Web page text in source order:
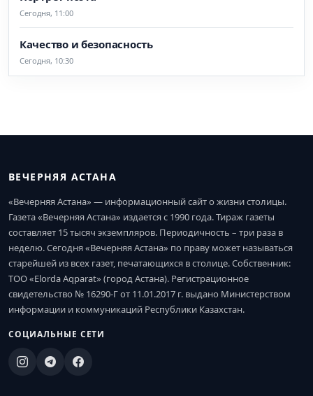
Сегодня, 11:00
Качество и безопасность
Сегодня, 10:30
ВЕЧЕРНЯЯ АСТАНА
«Вечерняя Астана» — информационный сайт о жизни столицы.
Газета «Вечерняя Астана» издается с 1990 года. Тираж газеты
составляет 15 тысяч экземпляров. Периодичность – три раза в
неделю. Сегодня «Вечерняя Астана» по праву может называться
старейшей из всех газет, печатающихся в столице. Собственник:
ТОО «Elorda Aqparat» (город Астана). Регистрационное
свидетельство № 16290-Г от 11.01.2017 г. выдано Министерством
информации и коммуникаций Республики Казахстан.
СОЦИАЛЬНЫЕ СЕТИ